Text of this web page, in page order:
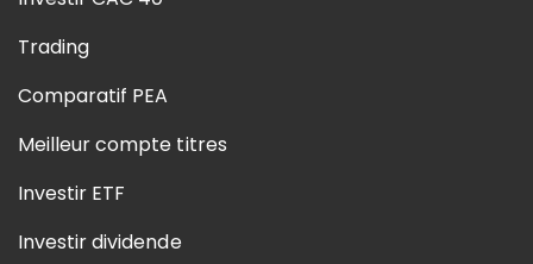
Trading
Comparatif PEA
Meilleur compte titres
Investir ETF
Investir dividende